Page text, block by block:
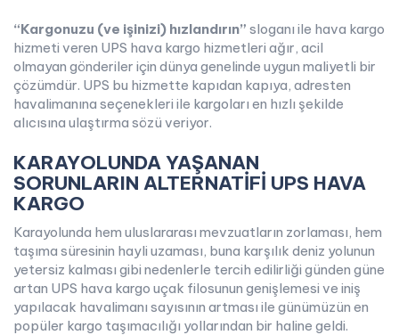
“Kargonuzu (ve işinizi) hızlandırın” sloganı ile hava kargo
hizmeti veren UPS hava kargo hizmetleri ağır, acil
olmayan gönderiler için dünya genelinde uygun maliyetli bir
çözümdür. UPS bu hizmette kapıdan kapıya, adresten
havalimanına seçenekleri ile kargoları en hızlı şekilde
alıcısına ulaştırma sözü veriyor.
KARAYOLUNDA YAŞANAN
SORUNLARIN ALTERNATİFİ UPS HAVA
KARGO
Karayolunda hem uluslararası mevzuatların zorlaması, hem
taşıma süresinin hayli uzaması, buna karşılık deniz yolunun
yetersiz kalması gibi nedenlerle tercih edilirliği günden güne
artan UPS hava kargo uçak filosunun genişlemesi ve iniş
yapılacak havalimanı sayısının artması ile günümüzün en
popüler kargo taşımacılığı yollarından bir haline geldi.